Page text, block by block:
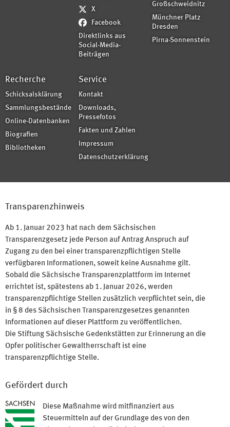
X
Facebook
Direktlinks aus
Social-Media-
Beiträgen
Großschweidnitz
Münchner Platz
Dresden
Pirna-Sonnenstein
Recherche
Schicksalsklärung
Sammlungsbestände
Online-Datenbanken
Biografien
Bibliotheken
Service
Kontakt
Downloads,
Pressefotos
Fakten und Zahlen
Impressum
Datenschutzerklärung
Transparenzhinweis
Ab 1. Januar 2023 hat nach dem Sächsischen
Transparenzgesetz jede Person auf Antrag Anspruch auf
Zugang zu den bei einer transparenzpflichtigen Stelle
verfügbaren Informationen, soweit keine Ausnahme gilt.
Sobald die Sächsische Transparenzplattform im Internet
errichtet ist, spätestens ab 1. Januar 2026, werden
transparenzpflichtige Stellen zusätzlich verpflichtet sein, die
in § 8 des Sächsischen Transparenzgesetzes genannten
Informationen auf dieser Plattform zu veröffentlichen.
Die Stiftung Sächsische Gedenkstätten zur Erinnerung an die
Opfer politischer Gewaltherrschaft ist eine
transparenzpflichtige Stelle.
Gefördert durch
Diese Maßnahme wird mitfinanziert aus
Steuermitteln auf der Grundlage des von den